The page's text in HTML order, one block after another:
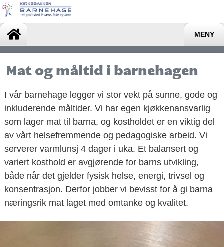
MENY
Mat og måltid i barnehagen
I vår barnehage legger vi stor vekt på sunne, gode og
inkluderende måltider. Vi har egen kjøkkenansvarlig
som lager mat til barna, og kostholdet er en viktig del
av vårt helsefremmende og pedagogiske arbeid. Vi
serverer varmlunsj 4 dager i uka. Et balansert og
variert kosthold er avgjørende for barns utvikling,
både når det gjelder fysisk helse, energi, trivsel og
konsentrasjon. Derfor jobber vi bevisst for å gi barna
næringsrik mat laget med omtanke og kvalitet.